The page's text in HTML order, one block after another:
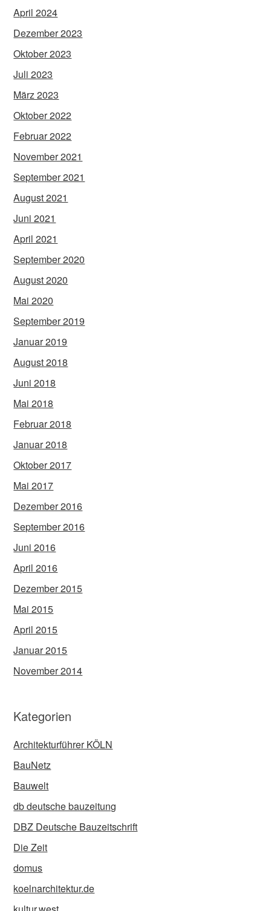
April 2024
Dezember 2023
Oktober 2023
Juli 2023
März 2023
Oktober 2022
Februar 2022
November 2021
September 2021
August 2021
Juni 2021
April 2021
September 2020
August 2020
Mai 2020
September 2019
Januar 2019
August 2018
Juni 2018
Mai 2018
Februar 2018
Januar 2018
Oktober 2017
Mai 2017
Dezember 2016
September 2016
Juni 2016
April 2016
Dezember 2015
Mai 2015
April 2015
Januar 2015
November 2014
Kategorien
Architekturführer KÖLN
BauNetz
Bauwelt
db deutsche bauzeitung
DBZ Deutsche Bauzeitschrift
Die Zeit
domus
koelnarchitektur.de